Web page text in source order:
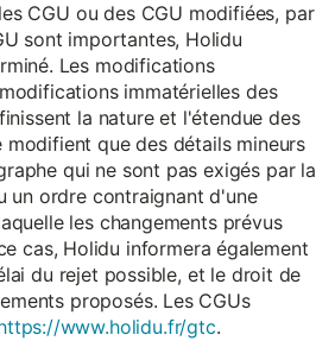
CGU ou des CGU modifiées, par
sont importantes, Holidu
Les modifications
immatérielles des
la nature et l'étendue des
que des détails mineurs
qui ne sont pas exigés par la
un ordre contraignant d'une
les changements prévus
cas, Holidu informera également
du rejet possible, et le droit de
proposés. Les CGUs
www.holidu.fr/gtc.